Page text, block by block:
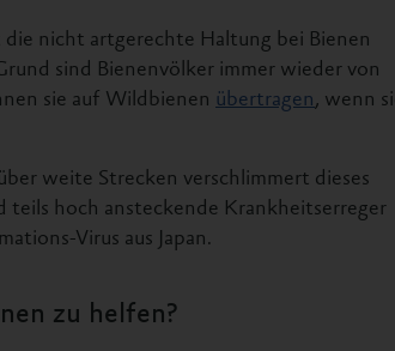
nicht artgerechte Haltung bei Bienen
sind Bienenvölker immer wieder von
sie auf Wildbienen
übertragen
, wenn sie
weite Strecken verschlimmert dieses
hoch ansteckende Krankheitserreger
Virus aus Japan.
zu helfen?